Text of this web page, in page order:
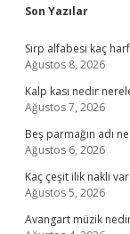
Sidebar
Son Yazılar
Sırp alfabesi kaç
Ağustos 8, 2026
Kalp kası nedir
Ağustos 7, 2026
Beş parmağın adı
Ağustos 6, 2026
Kaç çeşit ilik nakli
Ağustos 5, 2026
Avangart müzik